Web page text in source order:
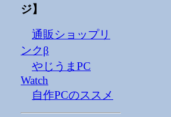
ジ】
通販ショップリ
ンクβ
やじうまPC
Watch
自作PCのススメ